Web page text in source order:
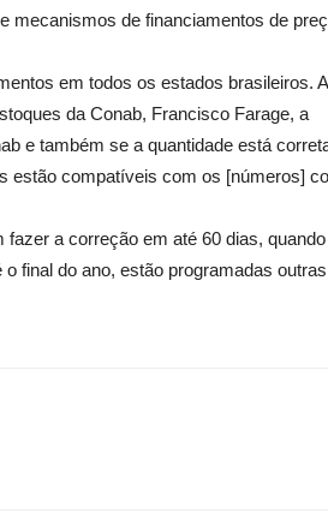
mecanismos de financiamentos de
em todos os estados brasileiros.
da Conab, Francisco Farage, a
e também se a quantidade está
estão compatíveis com os [números]
a correção em até 60 dias,
final do ano, estão programadas